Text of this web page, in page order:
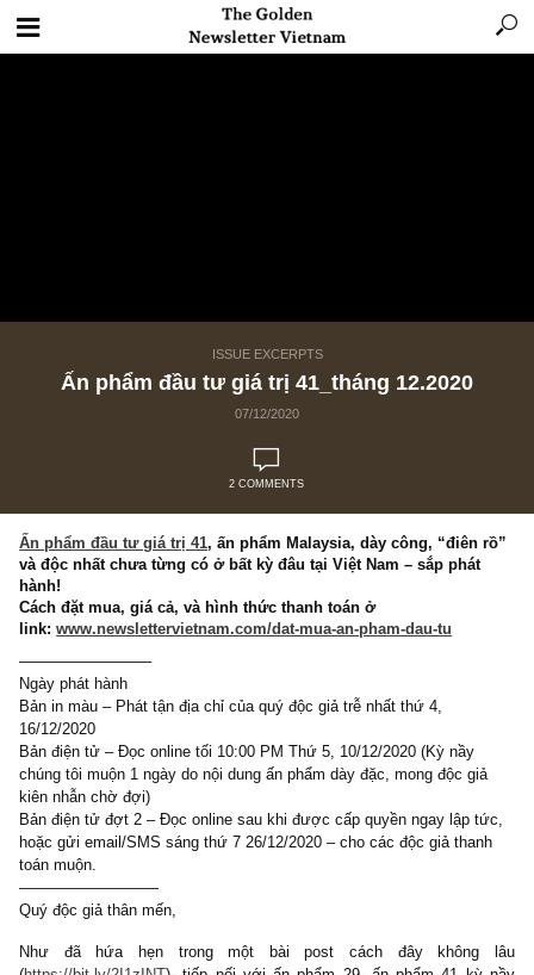
ISSUE EXCERPTS
Ấn phẩm đầu tư giá trị 41_tháng 12.2020
2 COMMENTS
Ấn phẩm đầu tư giá trị 41, ấn phẩm Malaysia, dày công,
và độc nhất chưa từng có ở bất kỳ đâu tại Việt Nam – sắp phát
Cách đặt mua, giá cả, và hình thức thanh toán ở
link: www.newslettervietnam.com/dat-mua-an-pham-dau-tu
————————–
Ngày phát hành
Bản in màu – Phát tận địa chỉ của quý độc giả trễ nhất thứ 4,
16/12/2020
Bản điện tử – Đọc online tối 10:00 PM Thứ 5, 10/12/2020 (Kỳ nầy
chúng tôi muộn 1 ngày do nội dung ấn phẩm dày đặc, mong độc
kiên nhẫn chờ đợi)
Bản điện tử đợt 2 – Đọc online sau khi được cấp quyền ngay lập
toán muộn.